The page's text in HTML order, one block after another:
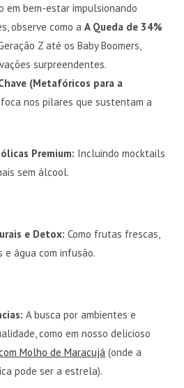
em bem-estar impulsionando
observe como aA Queda de 34%
Z até os Baby Boomers,
surpreendentes.
(Metafóricos para a
nos pilares que sustentam a
Premium: Incluindo mocktails
sem álcool.
e Detox: Como frutas frescas,
e água com infusão.
A busca por ambientes e
como em nosso delicioso
Molho de Maracujá (onde a
pode ser a estrela).